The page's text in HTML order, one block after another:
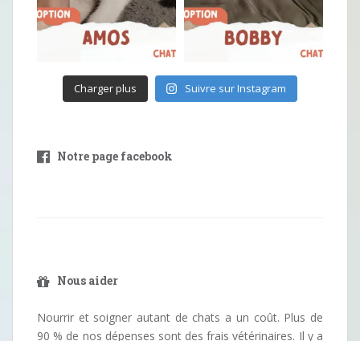
Charger plus Suivre sur Instagram
Notre page facebook
Nous aider
Nourrir et soigner autant de chats a un coût. Plus de
90 % de nos dépenses sont des frais vétérinaires. Il y a